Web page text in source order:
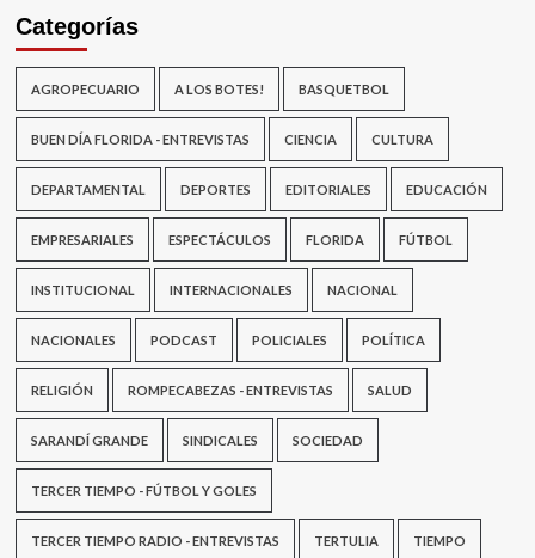
Categorías
AGROPECUARIO A LOS BOTES! BASQUETBOL
BUEN DÍA FLORIDA - ENTREVISTAS CIENCIA CULTURA
DEPARTAMENTAL DEPORTES EDITORIALES EDUCACIÓN
EMPRESARIALES ESPECTÁCULOS FLORIDA FÚTBOL
INSTITUCIONAL INTERNACIONALES NACIONAL
NACIONALES PODCAST POLICIALES POLÍTICA
RELIGIÓN ROMPECABEZAS - ENTREVISTAS SALUD
SARANDÍ GRANDE SINDICALES SOCIEDAD
TERCER TIEMPO - FÚTBOL Y GOLES
TERCER TIEMPO RADIO - ENTREVISTAS TERTULIA TIEMPO